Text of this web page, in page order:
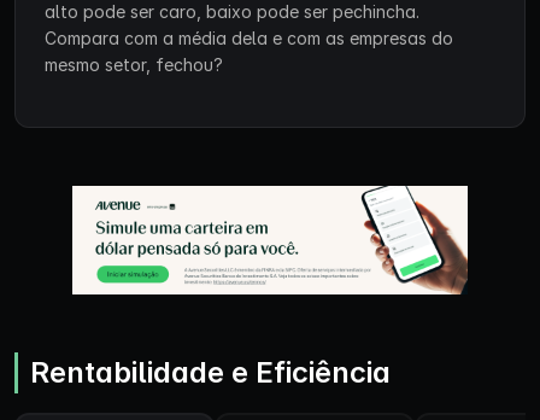
alto pode ser caro, baixo pode ser pechincha.
Compara com a média dela e com as empresas do
mesmo setor, fechou?
Rentabilidade e Eficiência